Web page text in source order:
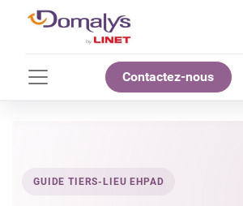
Contactez-nous
GUIDE TIERS-LIEU EHPAD